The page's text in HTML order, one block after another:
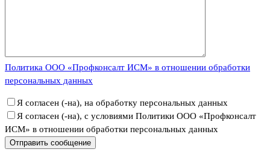
Политика ООО «Профконсалт ИСМ» в отношении обработки
персональных данных
Я согласен (-на), на обработку персональных данных
Я согласен (-на), с условиями Политики ООО «Профконсалт
ИСМ» в отношении обработки персональных данных